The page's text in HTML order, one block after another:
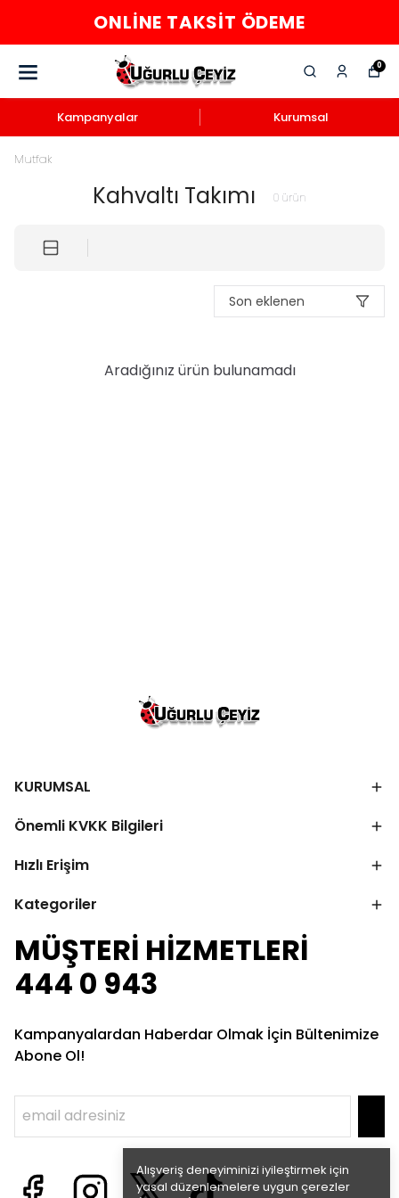
ONLINE TAKSIT ÖDEME
0
Kampanyalar Kurumsal
Alışveriş deneyiminizi iyileştirmek için
yasal düzenlemelere uygun çerezler
Mutfak
Kahvaltı Takımı 0 ürün
Son eklenen
Aradığınız ürün bulunamadı
KURUMSAL
Önemli KVKK Bilgileri
Hızlı Erişim
Kategoriler
MÜŞTERİ HİZMETLERİ
444 0 943
Kampanyalardan Haberdar Olmak İçin Bültenimize
Abone Ol!